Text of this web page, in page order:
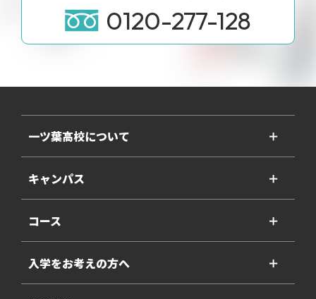
0120-277-128
一ツ葉高校について ＋
キャンパス ＋
コース ＋
入学をお考えの方へ ＋